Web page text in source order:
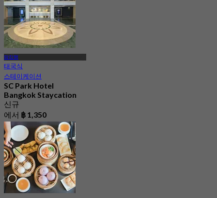
람캄행
태국식
스테이케이션
SC Park Hotel
Bangkok Staycation
신규
에서 ฿ 1,350